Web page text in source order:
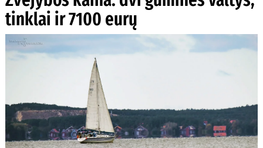
tinklai ir 7100 eurų